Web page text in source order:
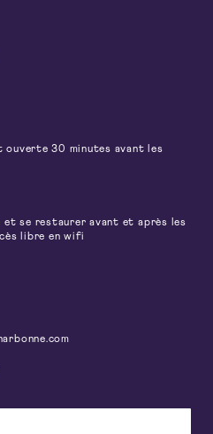
30 minutes avant les
et se restaurer avant et après les
libre en wifi